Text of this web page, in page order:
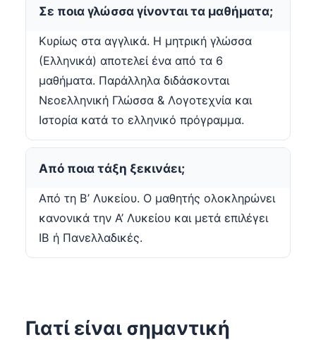
Σε ποια γλώσσα γίνονται τα μαθήματα;
Κυρίως στα αγγλικά. Η μητρική γλώσσα
(Ελληνικά) αποτελεί ένα από τα 6
μαθήματα. Παράλληλα διδάσκονται
Νεοελληνική Γλώσσα & Λογοτεχνία και
Ιστορία κατά το ελληνικό πρόγραμμα.
Από ποια τάξη ξεκινάει;
Από τη Β’ Λυκείου. Ο μαθητής ολοκληρώνει
κανονικά την Α’ Λυκείου και μετά επιλέγει
IB ή Πανελλαδικές.
Γιατί είναι σημαντική